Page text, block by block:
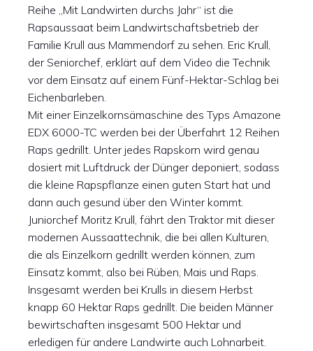
Reihe „Mit Landwirten durchs Jahr“ ist die
Rapsaussaat beim Landwirtschaftsbetrieb der
Familie Krull aus Mammendorf zu sehen. Eric Krull,
der Seniorchef, erklärt auf dem Video die Technik
vor dem Einsatz auf einem Fünf-Hektar-Schlag bei
Eichenbarleben.
Mit einer Einzelkornsämaschine des Typs Amazone
EDX 6000-TC werden bei der Überfahrt 12 Reihen
Raps gedrillt. Unter jedes Rapskorn wird genau
dosiert mit Luftdruck der Dünger deponiert, sodass
die kleine Rapspflanze einen guten Start hat und
dann auch gesund über den Winter kommt.
Juniorchef Moritz Krull, fährt den Traktor mit dieser
modernen Aussaattechnik, die bei allen Kulturen,
die als Einzelkorn gedrillt werden können, zum
Einsatz kommt, also bei Rüben, Mais und Raps.
Insgesamt werden bei Krulls in diesem Herbst
knapp 60 Hektar Raps gedrillt. Die beiden Männer
bewirtschaften insgesamt 500 Hektar und
erledigen für andere Landwirte auch Lohnarbeit.